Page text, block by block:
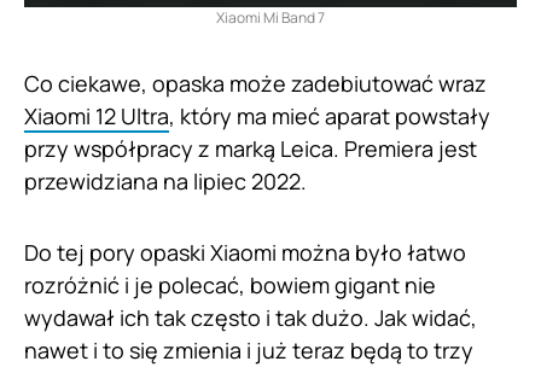
Xiaomi Mi Band 7
Co ciekawe, opaska może zadebiutować wraz
Xiaomi 12 Ultra, który ma mieć aparat powstały
przy współpracy z marką Leica. Premiera jest
przewidziana na lipiec 2022.
Do tej pory opaski Xiaomi można było łatwo
rozróżnić i je polecać, bowiem gigant nie
wydawał ich tak często i tak dużo. Jak widać,
nawet i to się zmienia i już teraz będą to trzy